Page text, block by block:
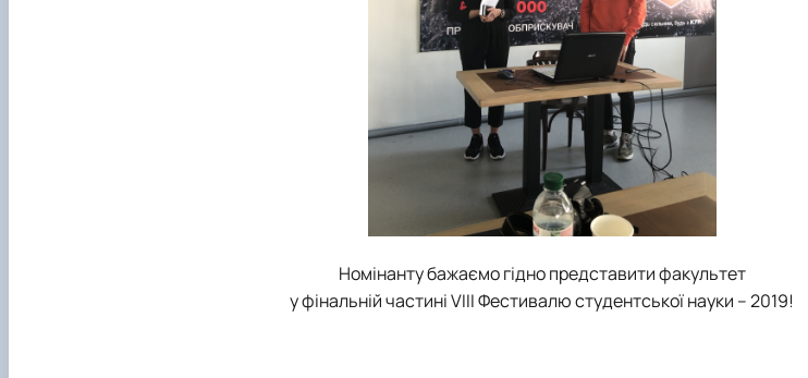
Номінанту бажаємо гідно представити факультет
у фінальній частині VІIІ Фестивалю студентської науки – 2019!